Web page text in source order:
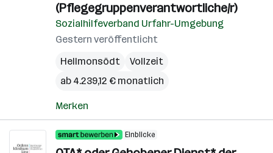
(Pflegegruppenverantwortliche/r)
Sozialhilfeverband Urfahr-Umgebung
Gestern veröffentlicht
Hellmonsödt
Vollzeit
ab 4.239,12 € monatlich
Merken
Einblicke